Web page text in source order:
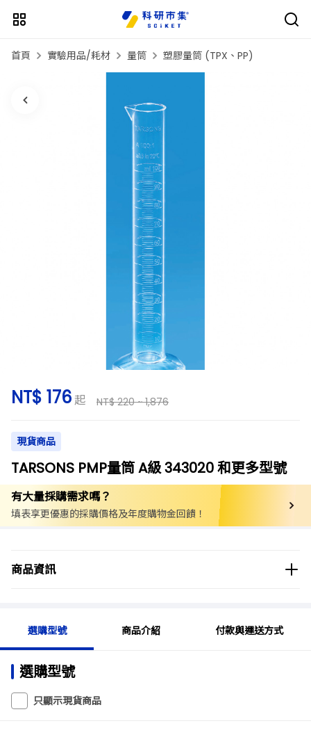
首頁 實驗用品/耗材 量筒 塑膠量筒 (TPX、PP)
NT$ 176起 NT$ 220 ~ 1,876
現貨商品
TARSONS PMP量筒 A級 343020 和更多型號
有大量採購需求嗎？
填表享更優惠的採購價格及年度購物金回饋！
商品資訊
商品分類
選購型號 商品介紹 付款與運送方式
選購型號
只顯示現貨商品